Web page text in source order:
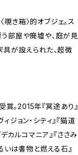
き箱〉的オブジェ。ス
部屋や廃墟や、庭が見
具が設えられた、超微
。2015年『冥途あり』
ジョン・シティ』『猫道
デカルコマニア』『ささみ
いは書物と燃える石』